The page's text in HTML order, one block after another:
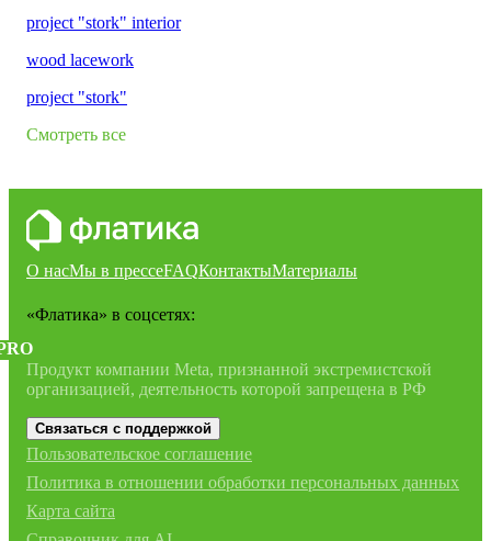
project "stork" interior
wood lacework
project "stork"
Смотреть все
О насМы в прессеFAQКонтактыМатериалы
«Флатика» в соцсетях:
Продукт компании Meta, признанной экстремистской
организацией, деятельность которой запрещена в РФ
Связаться с поддержкой
Пользовательское соглашение
Политика в отношении обработки персональных данных
Карта сайта